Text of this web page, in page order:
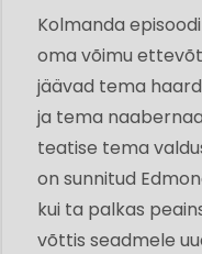
Kolmanda
oma võimu
jäävad tema
ja tema
teatise tema
on sunnitud
kui ta palkas
võttis seadmele